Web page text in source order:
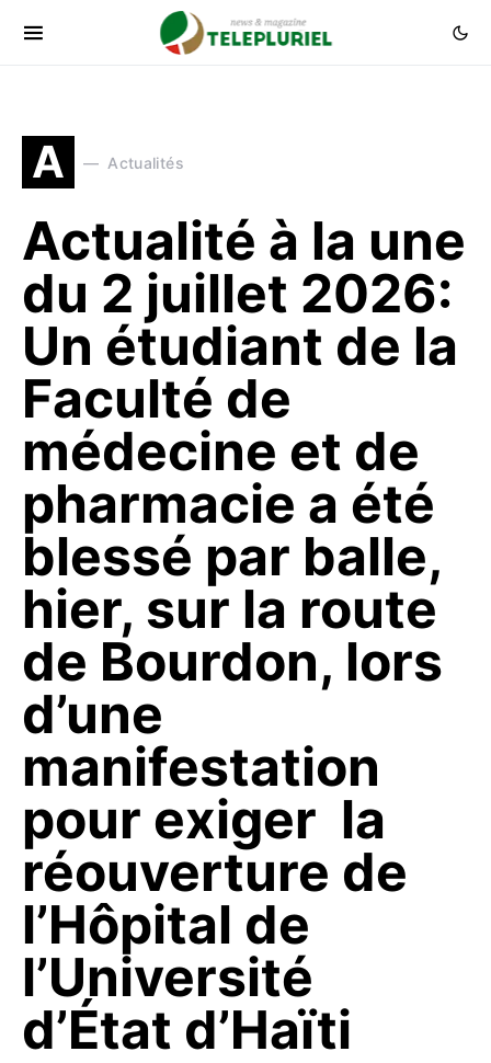
A Actualités
Actualité à la une
du 2 juillet 2026:
Un étudiant de la
Faculté de
médecine et de
pharmacie a été
blessé par balle,
hier, sur la route
de Bourdon, lors
d’une
manifestation
pour exiger la
réouverture de
l’Hôpital de
l’Université
d’État d’Haïti